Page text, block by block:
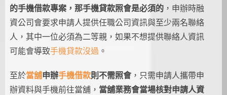
的手機借款專案，那手機貸款照會是必須的，申辦時融
資公司會要求申請人提供任職公司資訊與至少兩名聯絡
人，其中一位必須為二等親，如果不想提供聯絡人資訊
可能會導致手機貸款沒過 。
至於當舖申辦手機借款則不需照會，只需申請人攜帶申
辦資料與手機前往當舖， 當舖業務會當場核對申請人資